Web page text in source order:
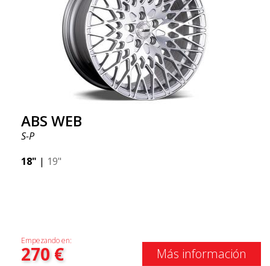
ABS WEB
S-P
18" | 19"
Empezando en:
270€ Más información